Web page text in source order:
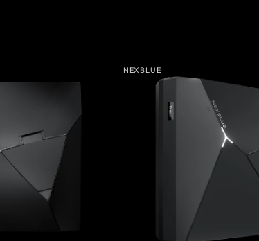
Delta
Leverantör:
NEXBLUE